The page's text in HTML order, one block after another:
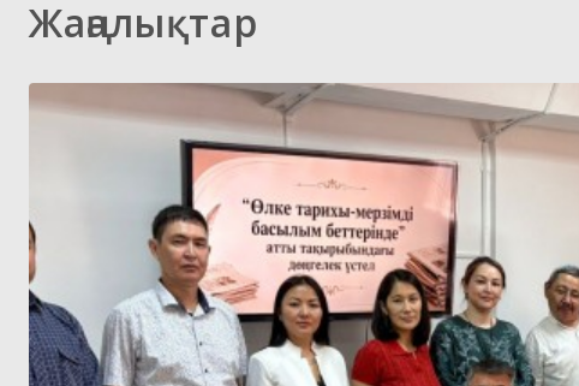
Жаңалықтар